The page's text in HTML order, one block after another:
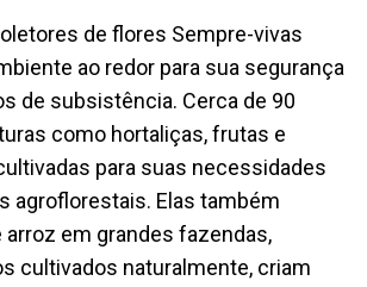
de flores Sempre-vivas
ao redor para sua segurança
de subsistência. Cerca de 90
como hortaliças, frutas e
para suas necessidades
agroflorestais. Elas também
em grandes fazendas,
cultivados naturalmente, criam